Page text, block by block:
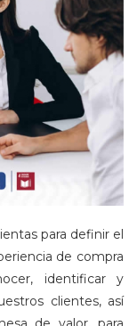
para definir el
de compra
identificar y
clientes, así